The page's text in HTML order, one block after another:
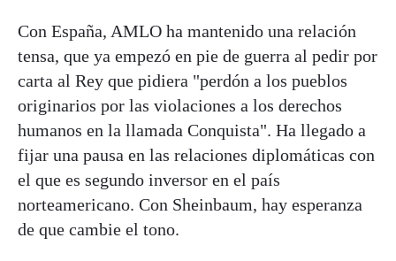
Con España, AMLO ha mantenido una relación
tensa, que ya empezó en pie de guerra al pedir por
carta al Rey que pidiera "perdón a los pueblos
originarios por las violaciones a los derechos
humanos en la llamada Conquista". Ha llegado a
fijar una pausa en las relaciones diplomáticas con
el que es segundo inversor en el país
norteamericano. Con Sheinbaum, hay esperanza
de que cambie el tono.